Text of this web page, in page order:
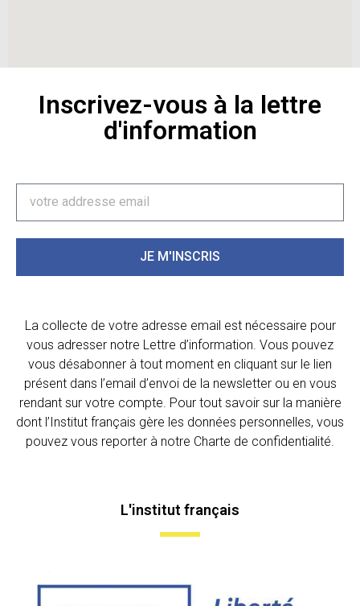
Inscrivez-vous à la lettre
d'information
JE M'INSCRIS
La collecte de votre adresse email est nécessaire pour
vous adresser notre Lettre d’information. Vous pouvez
vous désabonner à tout moment en cliquant sur le lien
présent dans l’email d’envoi de la newsletter ou en vous
rendant sur votre compte. Pour tout savoir sur la manière
dont l’Institut français gère les données personnelles, vous
pouvez vous reporter à notre Charte de confidentialité.
L'institut français